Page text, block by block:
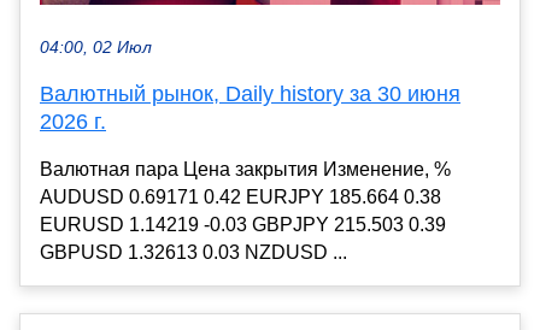
04:00, 02 Июл
Валютный рынок, Daily history за 30 июня
2026 г.
Валютная пара Цена закрытия Изменение, %
AUDUSD 0.69171 0.42 EURJPY 185.664 0.38
EURUSD 1.14219 -0.03 GBPJPY 215.503 0.39
GBPUSD 1.32613 0.03 NZDUSD ...